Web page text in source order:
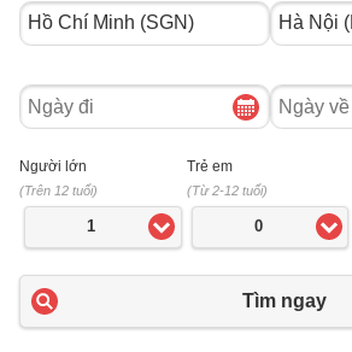
Ngày
đi
Ngày
về
Người lớn
(Trên 12 tuổi)
1
Trẻ em
(Từ 2-12 tuổi)
0
Tìm ngay